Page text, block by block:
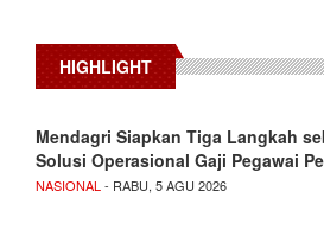
HIGHLIGHT
Mendagri Siapkan Tiga Langkah
Solusi Operasional Gaji Pegawai
NASIONAL - RABU, 5 AGU 2026